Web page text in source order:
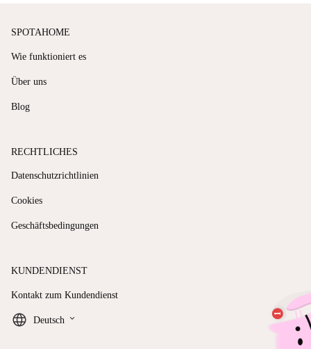
SPOTAHOME
Wie funktioniert es
Über uns
Blog
RECHTLICHES
Datenschutzrichtlinien
Cookies
Geschäftsbedingungen
KUNDENDIENST
Kontakt zum Kundendienst
Deutsch keyboard_arrow_down